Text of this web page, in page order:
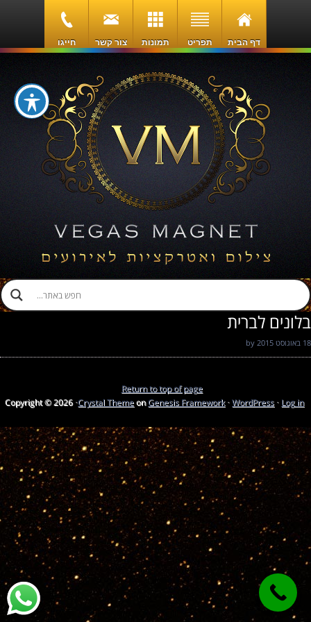
דף הבית תפריט תמונות צור קשר חייגו
בלונים לברית
18 באוגוסט 2015
Return to top of page
Copyright © 2026 ·Crystal ThemeonGenesis Framework·WordPress· Log in